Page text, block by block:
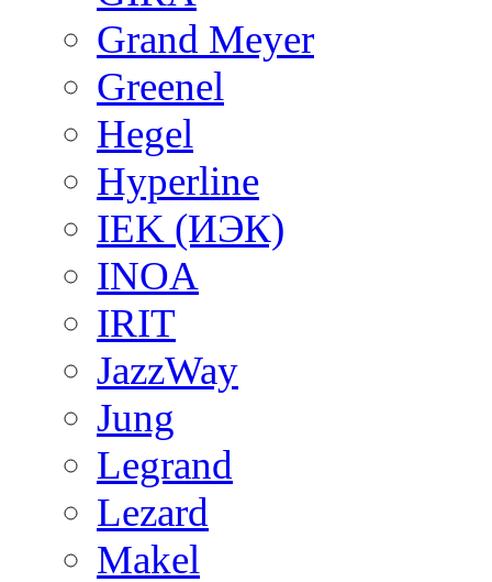
Grand Meyer
Greenel
Hegel
Hyperline
IEK (ИЭК)
INOA
IRIT
JazzWay
Jung
Legrand
Lezard
Makel